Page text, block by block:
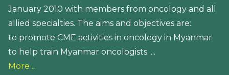
January 2010 with members from oncology and all
allied specialties. The aims and objectives are:
to promote CME activities in oncology in Myanmar
to help train Myanmar oncologists ....
More ..